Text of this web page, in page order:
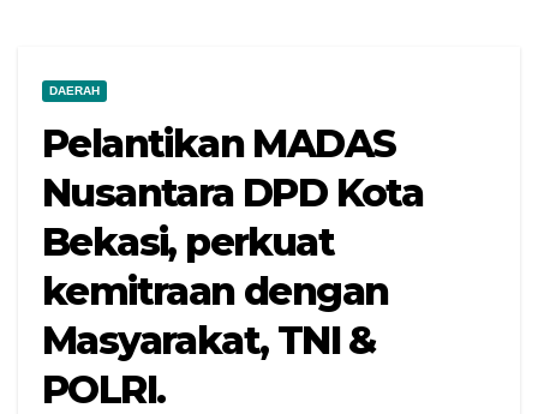
DAERAH
Pelantikan MADAS
Nusantara DPD Kota
Bekasi, perkuat
kemitraan dengan
Masyarakat, TNI &
POLRI.